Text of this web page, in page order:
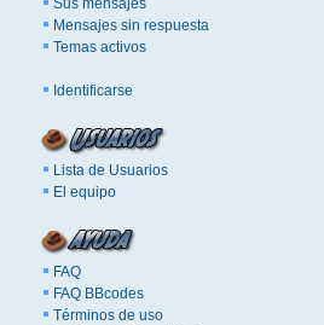
Sus mensajes
Mensajes sin respuesta
Temas activos
Identificarse
Lista de Usuarios
El equipo
FAQ
FAQ BBcodes
Términos de uso